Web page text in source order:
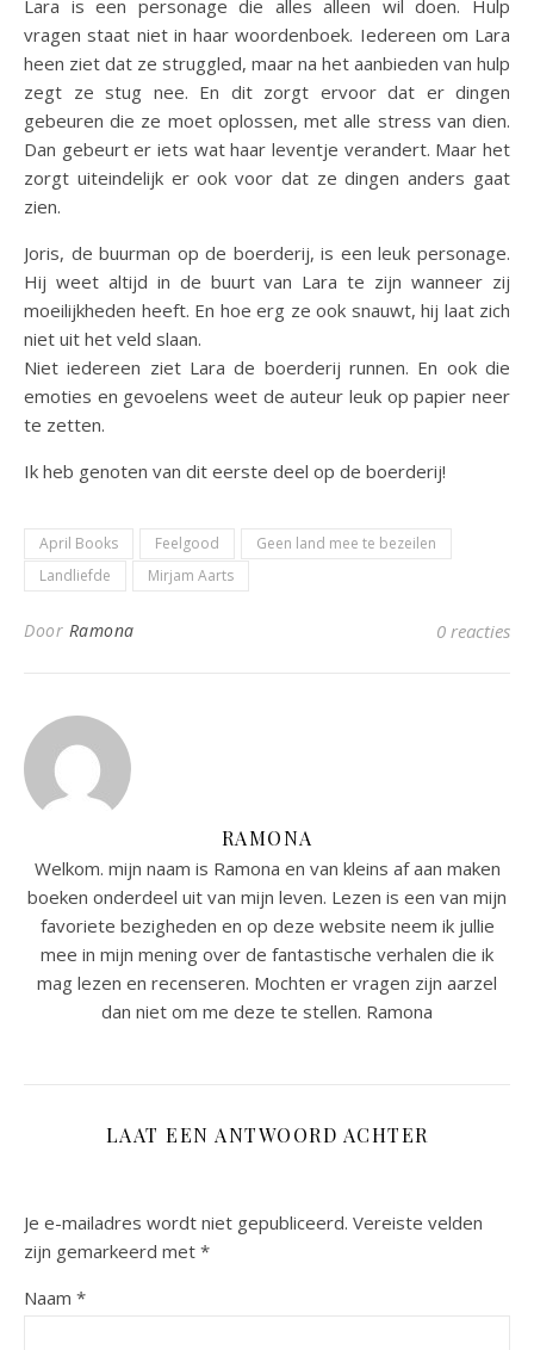
Lara is een personage die alles alleen wil doen. Hulp
vragen staat niet in haar woordenboek. Iedereen om Lara
heen ziet dat ze struggled, maar na het aanbieden van hulp
zegt ze stug nee. En dit zorgt ervoor dat er dingen
gebeuren die ze moet oplossen, met alle stress van dien.
Dan gebeurt er iets wat haar leventje verandert. Maar het
zorgt uiteindelijk er ook voor dat ze dingen anders gaat
zien.
Joris, de buurman op de boerderij, is een leuk personage.
Hij weet altijd in de buurt van Lara te zijn wanneer zij
moeilijkheden heeft. En hoe erg ze ook snauwt, hij laat zich
niet uit het veld slaan.
Niet iedereen ziet Lara de boerderij runnen. En ook die
emoties en gevoelens weet de auteur leuk op papier neer
te zetten.
Ik heb genoten van dit eerste deel op de boerderij!
April Books Feelgood
Geen land mee te bezeilen
Landliefde
Mirjam Aarts
Door Ramona 0 reacties
RAMONA
Welkom. mijn naam is Ramona en van kleins af aan maken
boeken onderdeel uit van mijn leven. Lezen is een van mijn
favoriete bezigheden en op deze website neem ik jullie
mee in mijn mening over de fantastische verhalen die ik
mag lezen en recenseren. Mochten er vragen zijn aarzel
dan niet om me deze te stellen. Ramona
LAAT EEN ANTWOORD ACHTER
Je e-mailadres wordt niet gepubliceerd. Vereiste velden
zijn gemarkeerd met *
Naam *